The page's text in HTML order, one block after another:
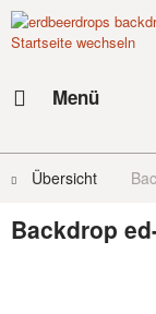
Menü
Übersicht
Backdrop